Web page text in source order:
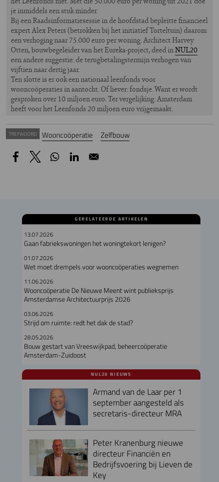
je inmiddels een stuk minder.
Bij een Raadsinformatiesessie in de hoofdstad bepleitte financieel
expert Alex Peters (betrokken bij het initiatief Torteltuin) daarom
een verhoging naar 75.000 euro per woning. Architect Harvey
Otten, bouwbegeleider van het Eureka-project, deed inNUL20
een andere suggestie: de terugbetalingstermijn verhogen van
vijftien naar dertig jaar.
Ten slotte is er ook een nationaal leenfonds voor
wooncoöperaties in aantocht. Of liever: fondsje. Want er wordt
gesproken over 10 miljoen euro. Ter vergelijking: Amsterdam
heeft voor het Leenfonds 20 miljoen euro vrijgemaakt.
TREFWOORD Wooncoöperatie Zelfbouw
GERELATEERDE ARTIKELEN
13.07.2026
Gaan fabriekswoningen het woningtekort lenigen?
01.07.2026
Wet moet drempels voor wooncoöperaties wegnemen
11.06.2026
Wooncoöperatie De Nieuwe Meent wint publieksprijs
Amsterdamse Architectuurprijs 2026
03.06.2026
Strijd om ruimte: redt het dak de stad?
28.05.2026
Bouw gestart van Vreeswijkpad, beheercoöperatie
Amsterdam-Zuidoost
NUL20 NIEUWS
Armand van de Laar per 1
september aangesteld als
secretaris-directeur MRA
Peter Kranenburg nieuwe
directeur Financiën en
Bedrijfsvoering bij Lieven de
Key